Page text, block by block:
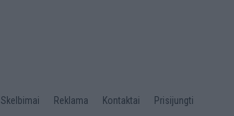
Skelbimai Reklama Kontaktai Prisijungti